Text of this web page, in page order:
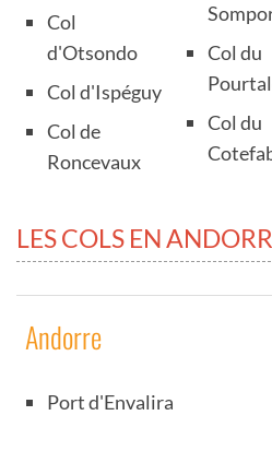
Col
d'Otsondo
Col d'Ispéguy
Col de
Roncevaux
Col du
Col du
LES COLS EN
Andorre
Port d'Envalira